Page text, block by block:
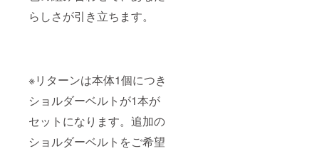
らしさが引き立ちます。
※リターンは本体1個につき
ショルダーベルトが1本が
セットになります。追加の
ショルダーベルトをご希望